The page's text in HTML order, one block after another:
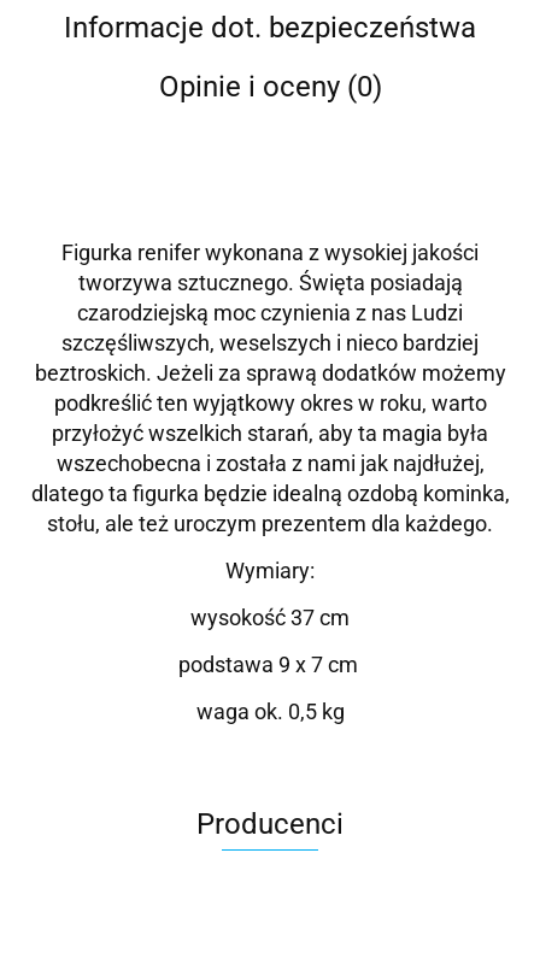
Informacje dot. bezpieczeństwa
Opinie i oceny (0)
Figurka renifer wykonana z wysokiej jakości
tworzywa sztucznego. Święta posiadają
czarodziejską moc czynienia z nas Ludzi
szczęśliwszych, weselszych i nieco bardziej
beztroskich. Jeżeli za sprawą dodatków możemy
podkreślić ten wyjątkowy okres w roku, warto
przyłożyć wszelkich starań, aby ta magia była
wszechobecna i została z nami jak najdłużej,
dlatego ta figurka będzie idealną ozdobą kominka,
stołu, ale też uroczym prezentem dla każdego.
Wymiary:
wysokość 37 cm
podstawa 9 x 7 cm
waga ok. 0,5 kg
Producenci